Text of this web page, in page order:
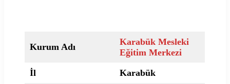
Kurum Adı
Karabük Mesleki
Eğitim Merkezi
İl
Karabük